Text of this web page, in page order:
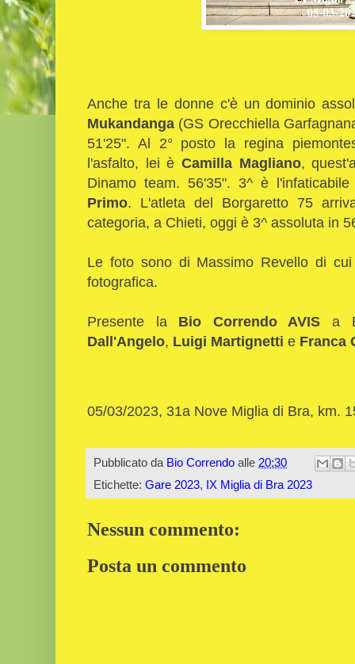
Anche tra le donne c'è un dominio
Mukandanga (GS Orecchiella
51'25". Al 2° posto la regina
l'asfalto, lei è Camilla Magliano,
Dinamo team. 56'35". 3^ è
Primo. L'atleta del Borgaretto 75
categoria, a Chieti, oggi è 3^ assoluta in
Le foto sono di Massimo Revello di
fotografica.
Presente la Bio Correndo AVIS a
Dall'Angelo, Luigi Martignetti e Franca
05/03/2023, 31a Nove Miglia di Bra, km.
Pubblicato da Bio Correndo alle 20:30
Etichette: Gare 2023, IX Miglia di Bra 2023
Nessun commento:
Posta un commento